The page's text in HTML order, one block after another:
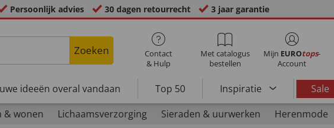
Persoonlijk advies 30 dagen retourrecht 3 jaar garantie
Zoeken
Contact
& Hulp
Met catalogus
bestellen
Mijn EUROtops-
Account
ideeën overal vandaan Top 50 Inspiratie
Sale
& wonen Lichaamsverzorging Sieraden & uurwerken Herenmode